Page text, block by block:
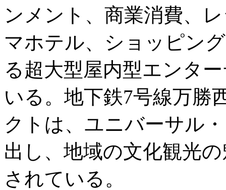
ンメント、商業消費、
マホテル、ショッピン
る超大型屋内型エンタ
いる。地下鉄7号線万勝
クトは、ユニバーサル
出し、地域の文化観光
されている。